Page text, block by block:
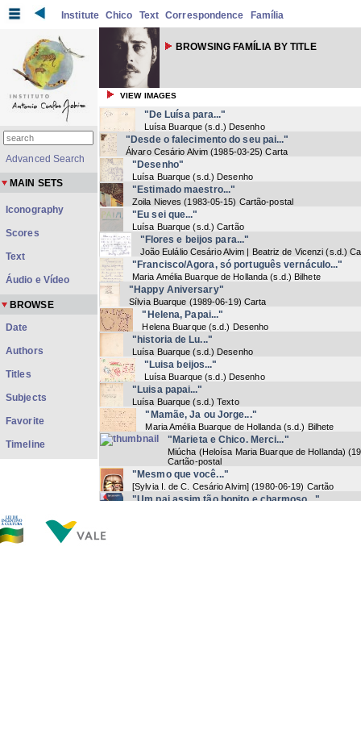
Institute Chico Text Correspondence Família
BROWSING FAMÍLIA BY TITLE
VIEW IMAGES
"De Luísa para..."
Luísa Buarque (s.d. ) Desenho
"Desde o falecimento do seu pai..."
Álvaro Cesário Alvim (1985-03-25) Carta
"Desenho"
Luísa Buarque (s.d. ) Desenho
"Estimado maestro..."
Zoila Nieves (1983-05-15) Cartão-postal
"Eu sei que..."
Luísa Buarque (s.d. ) Cartão
"Flores e beijos para..."
João Eulálio Cesário Alvim | Beatriz de Vicenzi (s.d. )
"Francisco/Agora, só português vernáculo..."
Maria Amélia Buarque de Hollanda (s.d. ) Bilhete
"Happy Aniversary"
Sílvia Buarque (1989-06-19) Carta
"Helena, Papai..."
Helena Buarque (s.d.) Desenho
"historia de Lu..."
Luísa Buarque (s.d. ) Desenho
"Luisa beijos..."
Luísa Buarque (s.d. ) Desenho
"Luisa papai..."
Luísa Buarque (s.d. ) Texto
"Mamãe, Ja ou Jorge..."
Maria Amélia Buarque de Hollanda (s.d.) Bilhete
"Marieta e Chico. Merci..."
Miúcha (Heloísa Maria Buarque de Hollanda) (
Cartão-postal
"Mesmo que você..."
[Sylvia I. de C. Cesário Alvim] (1980-06-19) Cartão
"Um pai assim tão bonito e charmoso..."
Advanced Search
MAIN SETS
Iconography
Scores
Text
Áudio e Vídeo
BROWSE
Date
Authors
Titles
Subjects
Favorite
Timeline